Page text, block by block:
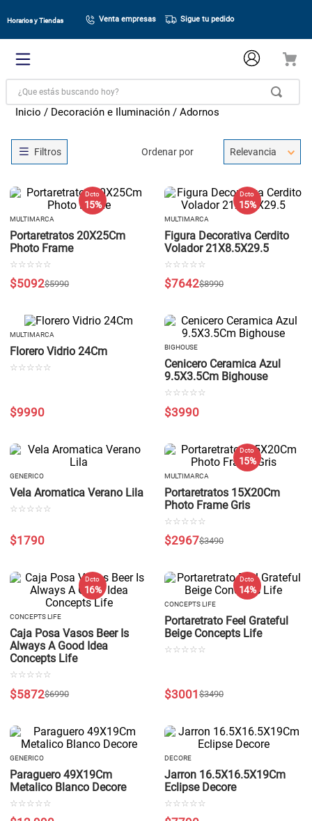
Horarios y Tiendas Venta empresas Sigue tu pedido
¿Que estás buscando hoy?
Decoración e Iluminación Adornos
Ordenar por Relevancia
Dcto
15 %
MULTIMARCA
Portaretratos 20X25Cm
Photo Frame
☆ ☆ ☆ ☆ ☆
$5990
$5092
Dcto
15 %
MULTIMARCA
Figura Decorativa Cerdito
Volador 21X8.5X29.5
☆ ☆ ☆ ☆ ☆
$8990
$7642
MULTIMARCA
Florero Vidrio 24Cm
☆ ☆ ☆ ☆ ☆
$9990
BIGHOUSE
Cenicero Ceramica Azul
9.5X3.5Cm Bighouse
☆ ☆ ☆ ☆ ☆
$3990
GENERICO
Vela Aromatica Verano Lila
☆ ☆ ☆ ☆ ☆
$1790
Dcto
15 %
MULTIMARCA
Portaretratos 15X20Cm
Photo Frame Gris
☆ ☆ ☆ ☆ ☆
$3490
$2967
Dcto
16 %
CONCEPTS LIFE
Caja Posa Vasos Beer Is
Always A Good Idea
Concepts Life
☆ ☆ ☆ ☆ ☆
$6990
$5872
Dcto
14 %
CONCEPTS LIFE
Portaretrato Feel Grateful
Beige Concepts Life
☆ ☆ ☆ ☆ ☆
$3490
$3001
GENERICO
Paraguero 49X19Cm
Metalico Blanco Decore
☆ ☆ ☆ ☆ ☆
DECORE
Jarron 16.5X16.5X19Cm
Eclipse Decore
☆ ☆ ☆ ☆ ☆